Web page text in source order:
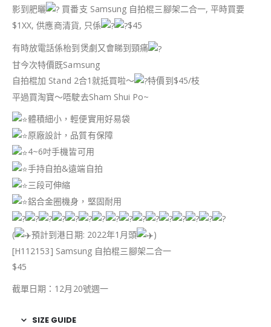
影到肥曬
買番支 Samsung 自拍棍三腳架二合一, 平時買要
$1XX, 供應商清貨, 只係
$45
有時放電話係枱到煲劇又會睇到頸痛
甘今次特價既Samsung
自拍棍加 Stand 2合1就抵買啦～
特價到$45/枝
平過買淘寶～唔駛去Sham Shui Po~
體積細小，輕便實用好易袋
原廠設計，品質有保障
4~6吋手機皆可用
手持自拍&遠端自拍
三段可伸縮
鋁合金圈機身，堅固耐用
( 預計到港日期: 2022年1月頭
)
[H112153] Samsung 自拍棍三腳架二合一
$45
截單日期：12月20號週一
SIZE GUIDE